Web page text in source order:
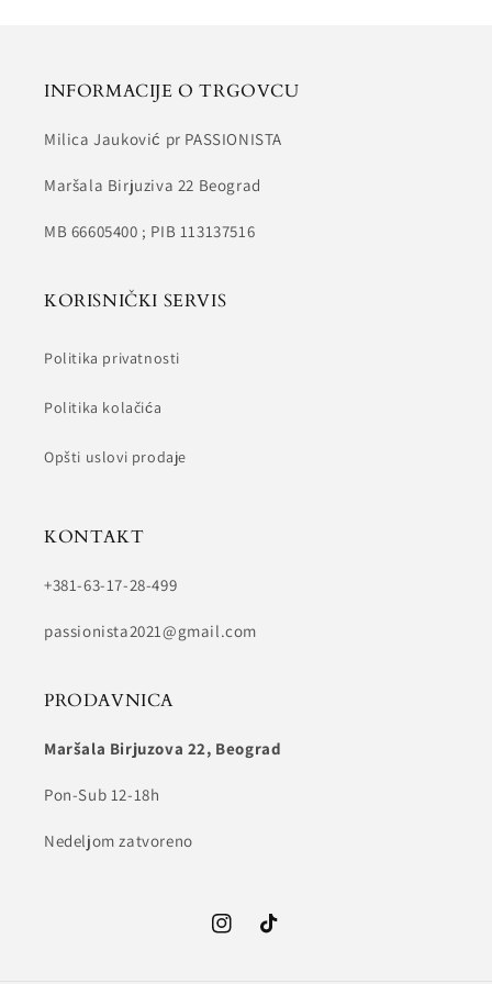
INFORMACIJE O TRGOVCU
Milica Jauković pr PASSIONISTA
Maršala Birjuziva 22 Beograd
MB 66605400 ; PIB 113137516
KORISNIČKI SERVIS
Politika privatnosti
Politika kolačića
Opšti uslovi prodaje
KONTAKT
+381-63-17-28-499
passionista2021@gmail.com
PRODAVNICA
Maršala Birjuzova 22, Beograd
Pon-Sub 12-18h
Nedeljom zatvoreno
InstagramTikTok